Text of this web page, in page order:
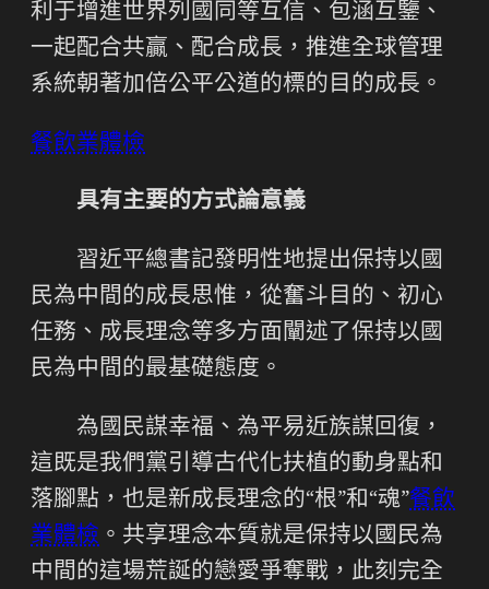
利于增進世界列國同等互信、包涵互鑒、
一起配合共贏、配合成長，推進全球管理
系統朝著加倍公平公道的標的目的成長。
餐飲業體檢
具有主要的方式論意義
習近平總書記發明性地提出保持以國
民為中間的成長思惟，從奮斗目的、初心
任務、成長理念等多方面闡述了保持以國
民為中間的最基礎態度。
為國民謀幸福、為平易近族謀回復，
這既是我們黨引導古代化扶植的動身點和
落腳點，也是新成長理念的“根”和“魂”餐飲
業體檢 。共享理念本質就是保持以國民為
中間的這場荒誕的戀愛爭奪戰，此刻完全